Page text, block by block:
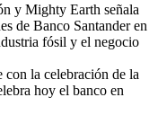
y Mighty Earth señala
de Banco Santander en
fósil y el negocio
la celebración de la
hoy el banco en